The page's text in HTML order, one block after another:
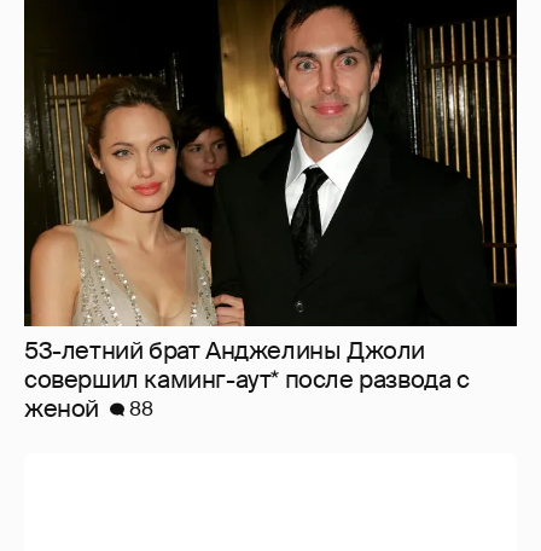
53-летний брат Анджелины Джоли
совершил каминг-аут* после развода с
женой
88